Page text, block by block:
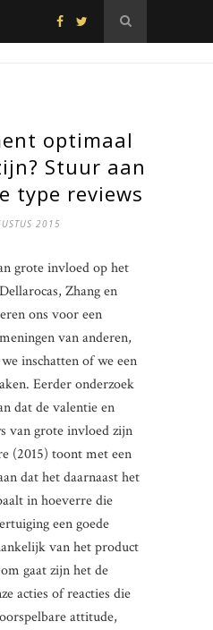
optimaal
Stuur aan
type reviews
2015
grote invloed op het
Zhang en
ons voor een
van anderen,
inschatten of we een
Eerder onderzoek
dat de valentie en
van grote invloed zijn
(2015) toont met een
dat het daarnaast het
in hoeverre die
een goede
van het product
gaat zijn het de
acties of reacties die
attitude,